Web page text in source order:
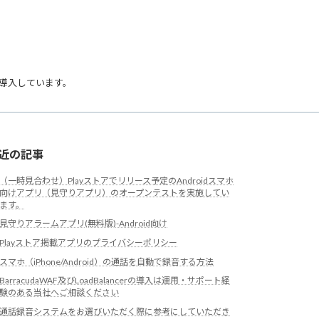
入しています。
の記事
（一時見合わせ）Playストアでリリース予定のAndroidスマホ
向けアプリ（見守りアプリ）のオープンテストを実施してい
ます。
見守りアラームアプリ(無料版)-Android向け
Playストア掲載アプリのプライバシーポリシー
スマホ（iPhone/Android）の通話を自動で録音する方法
BarracudaWAF及びLoadBalancerの導入は運用・サポート経
験のある当社へご相談ください
通話録音システムをお選びいただく際に参考にしていただき